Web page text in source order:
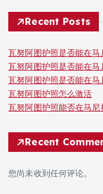
Recent Posts
瓦努阿图护照是否能在
瓦努阿图护照是否能在马
瓦努阿图护照是否能在
瓦努阿图护照怎么激活
瓦努阿图护照能否在马尼
Recent
您尚未收到任何评论。